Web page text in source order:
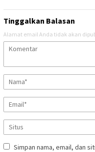
Tinggalkan Balasan
Alamat email Anda tidak akan
Simpan nama, email, dan